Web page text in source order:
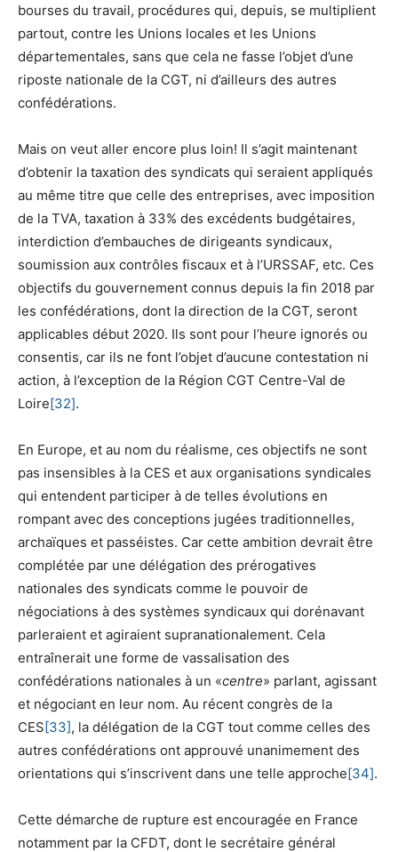
bourses du travail, procédures qui, depuis, se multiplient
partout, contre les Unions locales et les Unions
départementales, sans que cela ne fasse l’objet d’une
riposte nationale de la CGT, ni d’ailleurs des autres
confédérations.
Mais on veut aller encore plus loin! Il s’agit maintenant
d’obtenir la taxation des syndicats qui seraient appliqués
au même titre que celle des entreprises, avec imposition
de la TVA, taxation à 33% des excédents budgétaires,
interdiction d’embauches de dirigeants syndicaux,
soumission aux contrôles fiscaux et à l’URSSAF, etc. Ces
objectifs du gouvernement connus depuis la fin 2018 par
les confédérations, dont la direction de la CGT, seront
applicables début 2020. Ils sont pour l’heure ignorés ou
consentis, car ils ne font l’objet d’aucune contestation ni
action, à l’exception de la Région CGT Centre-Val de
Loire[32].
En Europe, et au nom du réalisme, ces objectifs ne sont
pas insensibles à la CES et aux organisations syndicales
qui entendent participer à de telles évolutions en
rompant avec des conceptions jugées traditionnelles,
archaïques et passéistes. Car cette ambition devrait être
complétée par une délégation des prérogatives
nationales des syndicats comme le pouvoir de
négociations à des systèmes syndicaux qui dorénavant
parleraient et agiraient supranationalement. Cela
entraînerait une forme de vassalisation des
confédérations nationales à un «centre» parlant, agissant
et négociant en leur nom. Au récent congrès de la
CES[33], la délégation de la CGT tout comme celles des
autres confédérations ont approuvé unanimement des
orientations qui s’inscrivent dans une telle approche[34].
Cette démarche de rupture est encouragée en France
notamment par la CFDT, dont le secrétaire général